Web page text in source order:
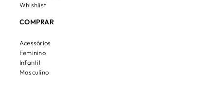
Whishlist
COMPRAR
Acessórios
Feminino
Infantil
Masculino